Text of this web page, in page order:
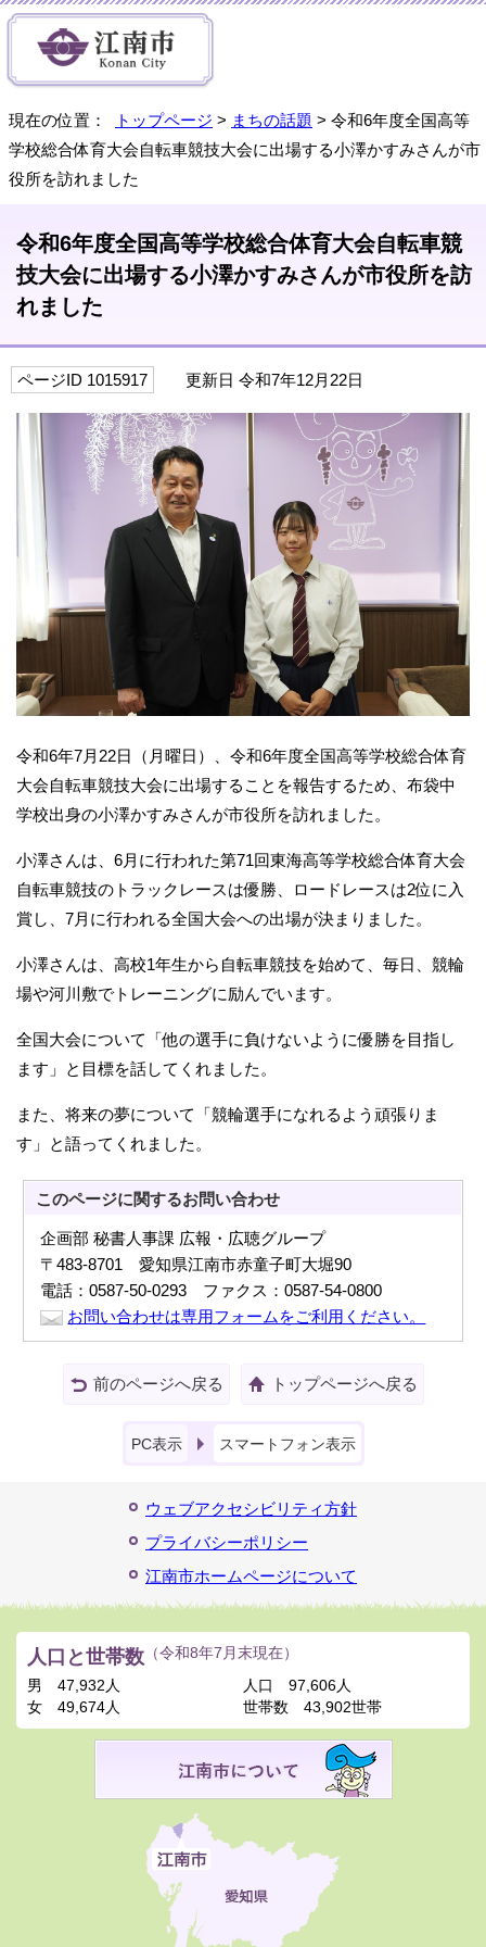
現在の位置： トップページ > まちの話題 > 令和6年度全国高等
学校総合体育大会自転車競技大会に出場する小澤かすみさんが市
役所を訪れました
令和6年度全国高等学校総合体育大会自転車競
技大会に出場する小澤かすみさんが市役所を訪
れました
ページID 1015917 更新日 令和7年12月22日
令和6年7月22日（月曜日）、令和6年度全国高等学校総合体育
大会自転車競技大会に出場することを報告するため、布袋中
学校出身の小澤かすみさんが市役所を訪れました。
小澤さんは、6月に行われた第71回東海高等学校総合体育大会
自転車競技のトラックレースは優勝、ロードレースは2位に入
賞し、7月に行われる全国大会への出場が決まりました。
小澤さんは、高校1年生から自転車競技を始めて、毎日、競輪
場や河川敷でトレーニングに励んでいます。
全国大会について「他の選手に負けないように優勝を目指し
ます」と目標を話してくれました。
また、将来の夢について「競輪選手になれるよう頑張りま
す」と語ってくれました。
このページに関するお問い合わせ
企画部 秘書人事課 広報・広聴グループ
〒483-8701 愛知県江南市赤童子町大堀90
電話：0587-50-0293 ファクス：0587-54-0800
お問い合わせは専用フォームをご利用ください。
前のページへ戻る トップページへ戻る
PC表示 スマートフォン表示
ウェブアクセシビリティ方針
プライバシーポリシー
江南市ホームページについて
人口と世帯数 （令和8年7月末現在）
男
47,932人
女
49,674人
人口
97,606人
世帯数
43,902世帯